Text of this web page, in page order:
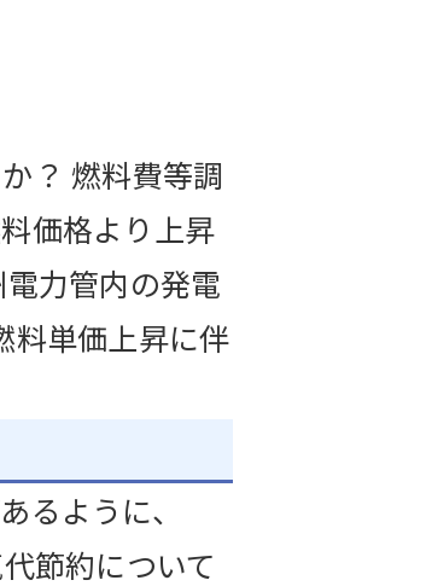
？ 燃料費等調
価格より上昇
力管内の発電
料単価上昇に伴
るように、
節約について